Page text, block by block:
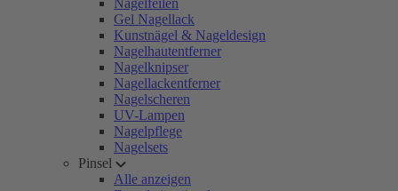
Nagelfeilen
Gel Nagellack
Kunstnägel & Nageldesign
Nagelhautentferner
Nagelknipser
Nagellackentferner
Nagelscheren
UV-Lampen
Nagelpflege
Nagelsets
Pinsel
Alle anzeigen